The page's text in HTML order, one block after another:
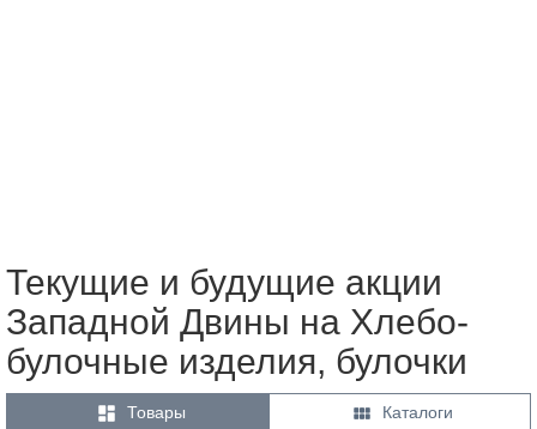
Текущие и будущие акции
Западной Двины на Хлебо-
булочные изделия, булочки
 Товары  Каталоги